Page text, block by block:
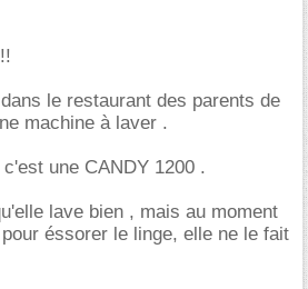
le restaurant des parents de
machine à laver .
une CANDY 1200 .
lave bien , mais au moment
éssorer le linge, elle ne le fait